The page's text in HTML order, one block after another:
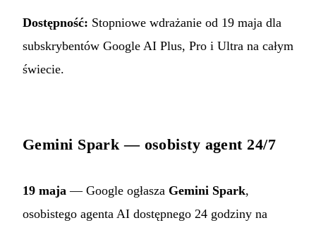
Dostępność: Stopniowe wdrażanie od 19 maja dla
subskrybentów Google AI Plus, Pro i Ultra na całym
świecie.
Gemini Spark — osobisty agent 24/7
19 maja — Google ogłasza Gemini Spark,
osobistego agenta AI dostępnego 24 godziny na